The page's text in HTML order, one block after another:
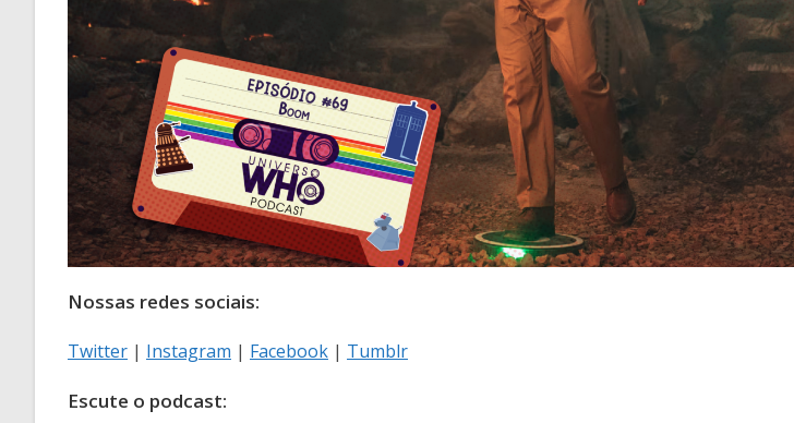
Nossas redes sociais:
Twitter | Instagram | Facebook | Tumblr
Escute o podcast: